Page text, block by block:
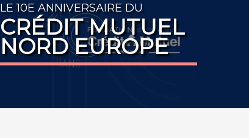
LE 10E ANNIVERSAIRE DU
CRÉDIT MUTUEL
NORD EUROPE